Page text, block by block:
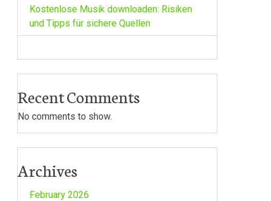
Kostenlose Musik downloaden: Risiken
und Tipps für sichere Quellen
Recent Comments
No comments to show.
Archives
February 2026